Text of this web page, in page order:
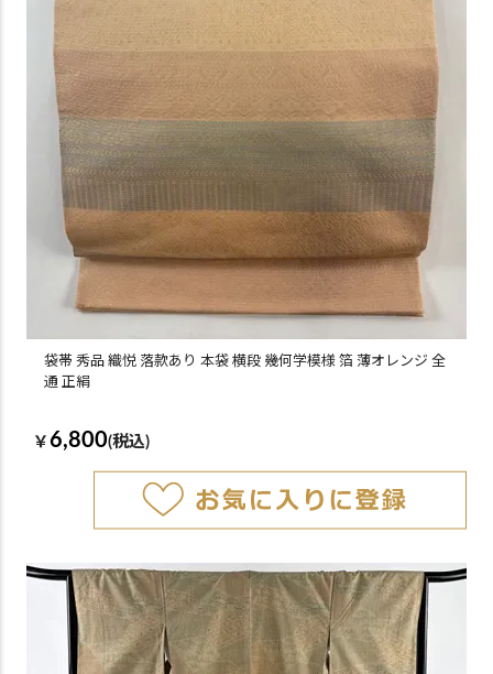
袋帯 秀品 織悦 落款あり 本袋 横段 幾何学模様 箔 薄オレンジ 全
通 正絹
￥ 6,800(税込)